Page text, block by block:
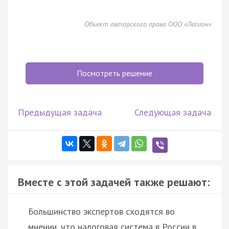
Объект авторского права ООО «Легион»
Посмотреть решение
Предыдущая задача Следующая задача
Вместе с этой задачей также решают:
Большинство экспертов сходятся во
мнении, что налоговая система в России в